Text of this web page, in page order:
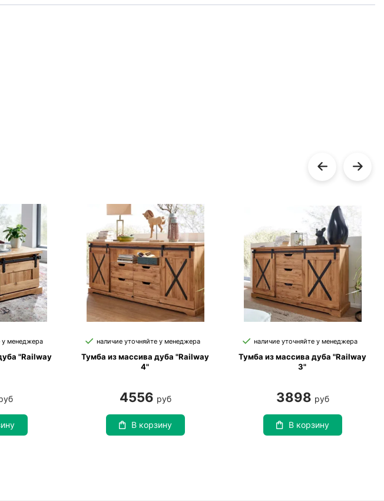
у менеджера
"Railway
наличие уточняйте у менеджера
Тумба из массива дуба "Railway
4"
4556 руб
В корзину
наличие уточняйте у менеджера
Тумба из массива дуба "Railway
3"
3898 руб
В корзину